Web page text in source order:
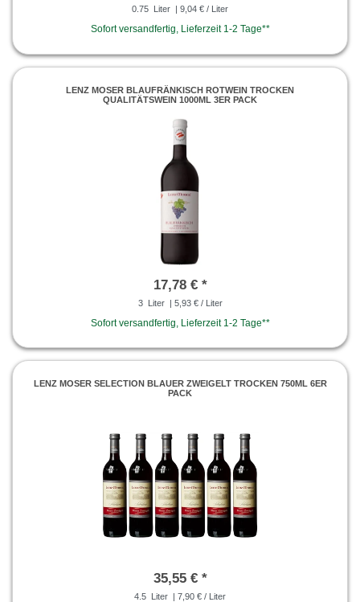
0.75 Liter | 9,04 € / Liter
Sofort versandfertig, Lieferzeit 1-2 Tage**
LENZ MOSER BLAUFRÄNKISCH ROTWEIN TROCKEN
QUALITÄTSWEIN 1000ML 3ER PACK
17,78 € *
3 Liter | 5,93 € / Liter
Sofort versandfertig, Lieferzeit 1-2 Tage**
LENZ MOSER SELECTION BLAUER ZWEIGELT TROCKEN 750ML 6ER
PACK
35,55 € *
4.5 Liter | 7,90 € / Liter